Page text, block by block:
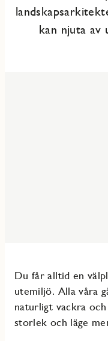
kan njuta av
Du får alltid en
utemiljö. Alla våra
naturligt vackra
storlek och läge